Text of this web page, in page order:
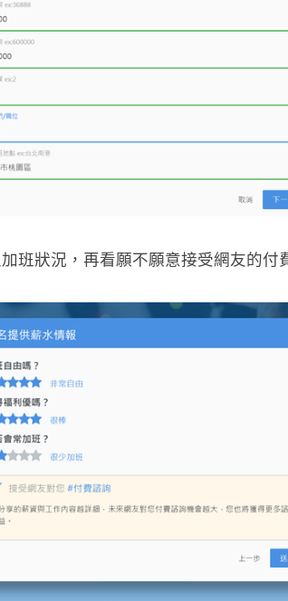
班狀況，再看願不願意接受網友的付